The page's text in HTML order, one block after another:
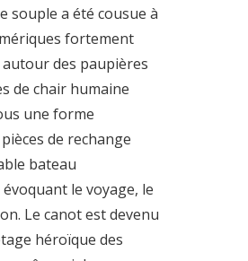
souple a été cousue à
fortement
des paupières
de chair humaine
une forme
de rechange
bateau
le voyage, le
Le canot est devenu
héroïque des